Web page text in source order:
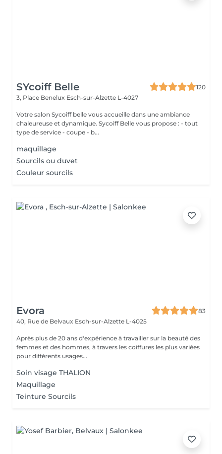
SYcoiff Belle
120
3, Place Benelux Esch-sur-Alzette L-4027
Votre salon Sycoiff belle vous accueille dans une ambiance
chaleureuse et dynamique. Sycoiff Belle vous propose : - tout
type de service - coupe - b...
maquillage
Sourcils ou duvet
Couleur sourcils
Evora
83
40, Rue de Belvaux Esch-sur-Alzette L-4025
Après plus de 20 ans d'expérience à travailler sur la beauté des
femmes et des hommes, à travers les coiffures les plus variées
pour différents usages...
Soin visage THALION
Maquillage
Teinture Sourcils